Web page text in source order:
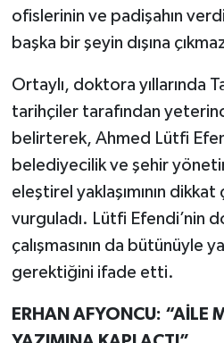
ofislerinin ve padişahın
başka bir şeyin dışına
Ortaylı, doktora yıllarında
tarihçiler tarafından
belirterek, Ahmed Lütfi
belediyecilik ve şehir
eleştirel yaklaşımının
vurguladı. Lütfi Efendi’nin
çalışmasının da bütünüyle
gerektiğini ifade etti.
ERHAN AFYONCU: “AİLE